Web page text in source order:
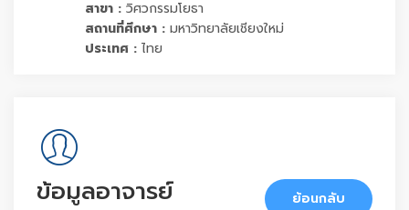
สาขา : วิศวกรรมโยธา
สถานที่ศึกษา : มหาวิทยาลัยเชียงใหม่
ประเทศ : ไทย
ข้อมูลอาจารย์ ย้อนกลับ